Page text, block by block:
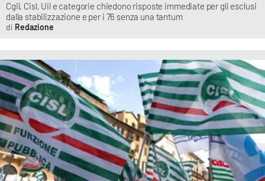
Cgil, Cisl, Uil e categorie chiedono risposte immediate per gli esclusi
dalla stabilizzazione e per i 76 senza una tantum
Redazione